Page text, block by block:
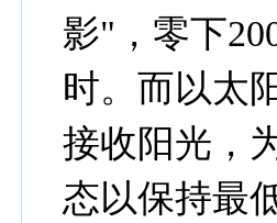
影"，零下
时。而以太
接收阳光，
态以保持最